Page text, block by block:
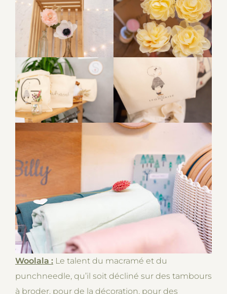
Woolala : Le talent du macramé et du
punchneedle, qu’il soit décliné sur des tambours
à broder, pour de la décoration, pour des